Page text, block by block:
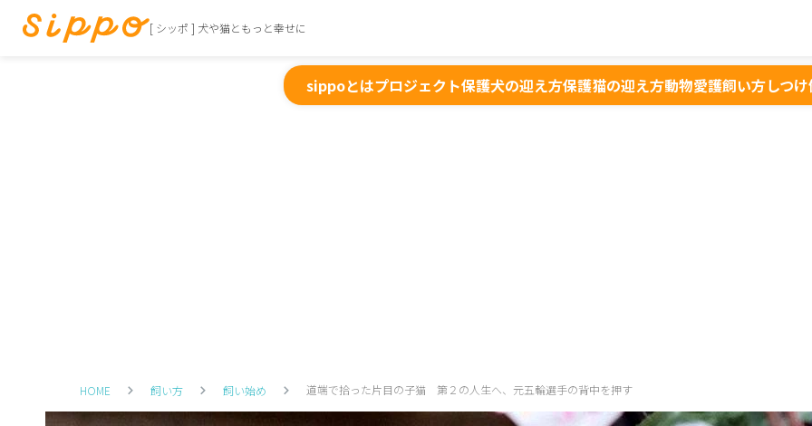
[ シッポ ] 犬や猫ともっと幸せに
sippoとはプロジェクト保護犬の迎え方保護猫の迎え方動物愛護飼い方しつけ
HOME 飼い方 飼い始め 道端で拾った片目の子猫 第２の人生へ、元五輪選手の背中を押す